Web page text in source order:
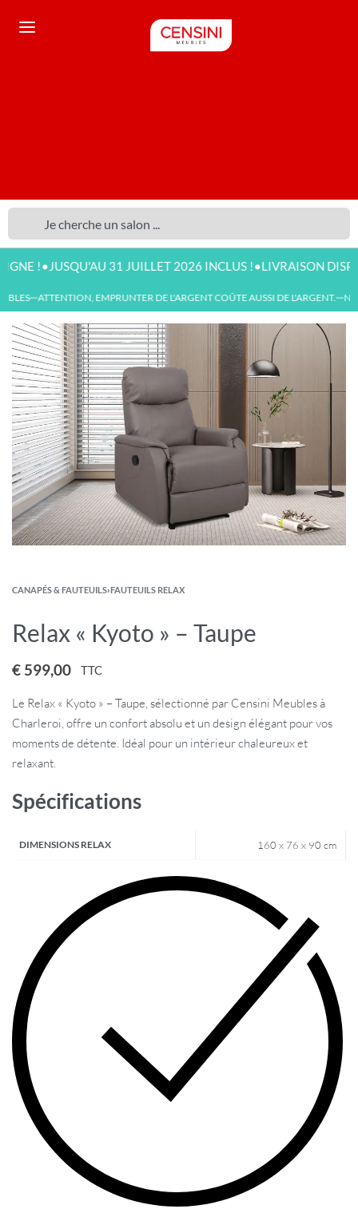
JUSQU'AU 31 JUILLET 2026 INCLUS !•LIVRAISON DISPONIBLE
—ATTENTION, EMPRUNTER DE L'ARGENT COÛTE AUSSI DE L'ARGENT.—
CANAPÉS & FAUTEUILS›FAUTEUILS RELAX
Relax « Kyoto » – Taupe
€ 599,00 TTC
Le Relax « Kyoto » – Taupe, sélectionné par Censini Meubles à
Charleroi, offre un confort absolu et un design élégant pour vos
moments de détente. Idéal pour un intérieur chaleureux et
relaxant.
Spécifications
DIMENSIONS RELAX 160 x 76 x 90 cm